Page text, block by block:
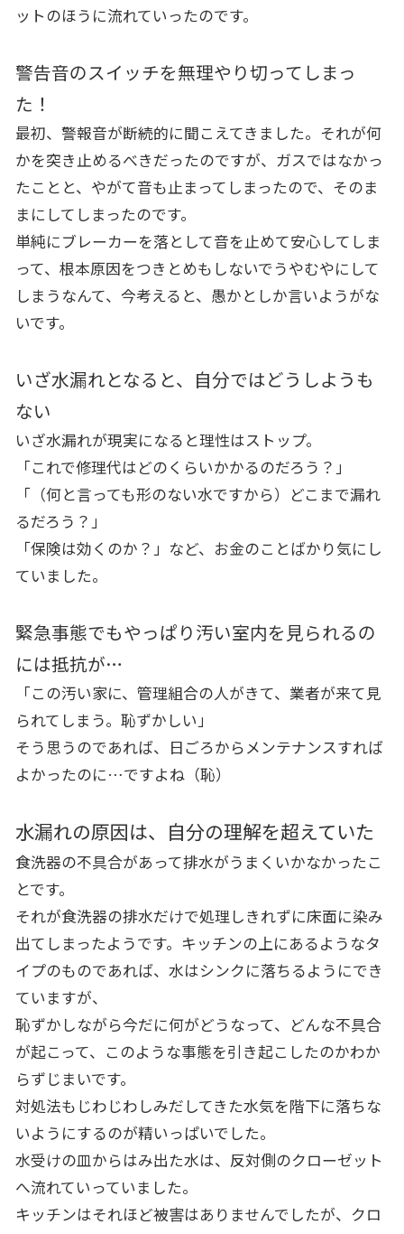
ットのほうに流れていったのです。
警告音のスイッチを無理やり切ってしまっ
た！
最初、警報音が断続的に聞こえてきました。それが何
かを突き止めるべきだったのですが、ガスではなかっ
たことと、やがて音も止まってしまったので、そのま
まにしてしまったのです。
単純にブレーカーを落として音を止めて安心してしま
って、根本原因をつきとめもしないでうやむやにして
しまうなんて、今考えると、愚かとしか言いようがな
いです。
いざ水漏れとなると、自分ではどうしようも
ない
いざ水漏れが現実になると理性はストップ。
「これで修理代はどのくらいかかるのだろう？」
「（何と言っても形のない水ですから）どこまで漏れ
るだろう？」
「保険は効くのか？」など、お金のことばかり気にし
ていました。
緊急事態でもやっぱり汚い室内を見られるの
には抵抗が…
「この汚い家に、管理組合の人がきて、業者が来て見
られてしまう。恥ずかしい」
そう思うのであれば、日ごろからメンテナンスすれば
よかったのに…ですよね（恥）
水漏れの原因は、自分の理解を超えていた
食洗器の不具合があって排水がうまくいかなかったこ
とです。
それが食洗器の排水だけで処理しきれずに床面に染み
出てしまったようです。キッチンの上にあるようなタ
イプのものであれば、水はシンクに落ちるようにでき
ていますが、
恥ずかしながら今だに何がどうなって、どんな不具合
が起こって、このような事態を引き起こしたのかわか
らずじまいです。
対処法もじわじわしみだしてきた水気を階下に落ちな
いようにするのが精いっぱいでした。
水受けの皿からはみ出た水は、反対側のクローゼット
へ流れていっていました。
キッチンはそれほど被害はありませんでしたが、クロ